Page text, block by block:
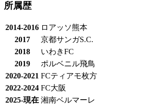
所属歴
2014-2016 ロアッソ熊本
2017
京都サンガS.C.
2018
いわきFC
2019
ポルベニル飛鳥
2020-2021 FCティアモ枚方
2022-2024 FC大阪
2025-現在 湘南ベルマーレ